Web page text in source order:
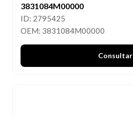
3831084M00000
ID: 2795425
OEM: 3831084M00000
Consultar